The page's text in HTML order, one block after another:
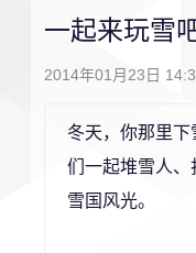
一起来玩雪
2014年01月23日
冬天，你那里
们一起堆雪人
雪国风光。